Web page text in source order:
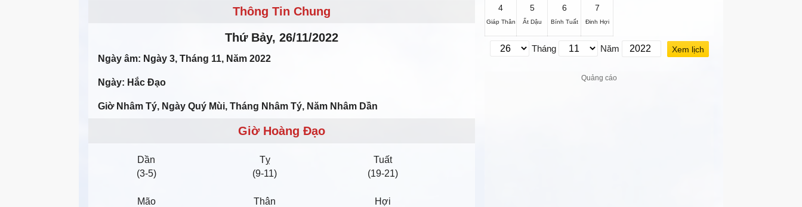
Thông Tin Chung
Thứ Bảy, 26/11/2022
Ngày âm: Ngày 3, Tháng 11, Năm 2022
Ngày: Hắc Đạo
Giờ Nhâm Tý, Ngày Quý Mùi, Tháng Nhâm Tý, Năm Nhâm Dần
Giờ Hoàng Đạo
Dần
(3-5)
Tỵ
(9-11)
Tuất
(19-21)
Mão
Thân
Hợi
4
Giáp Thân
5
Ất Dậu
6
Bính Tuất
7
Đinh Hợi
Tháng Năm Xem lịch